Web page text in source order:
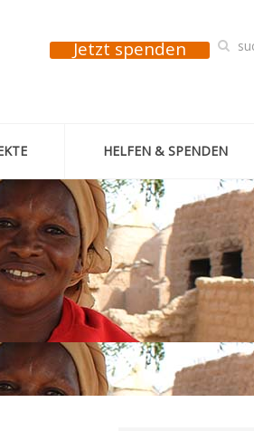
Jetzt spenden
HELFEN & SPENDEN